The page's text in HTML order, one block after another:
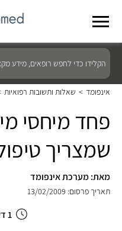
הקלידו
כדי
לחפש
רופאים,
מידע
פורומים
ועוד...
אינפומד > שאלות ותשובות רפואיות
פחד מיחסי
שמצריך
מאת: מערכת אינפומד
תאריך פרסום: 13/02/2009
1 דקות קריאה